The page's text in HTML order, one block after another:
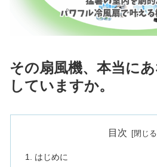
その扇風機、本当に
していますか。
目次
はじめに